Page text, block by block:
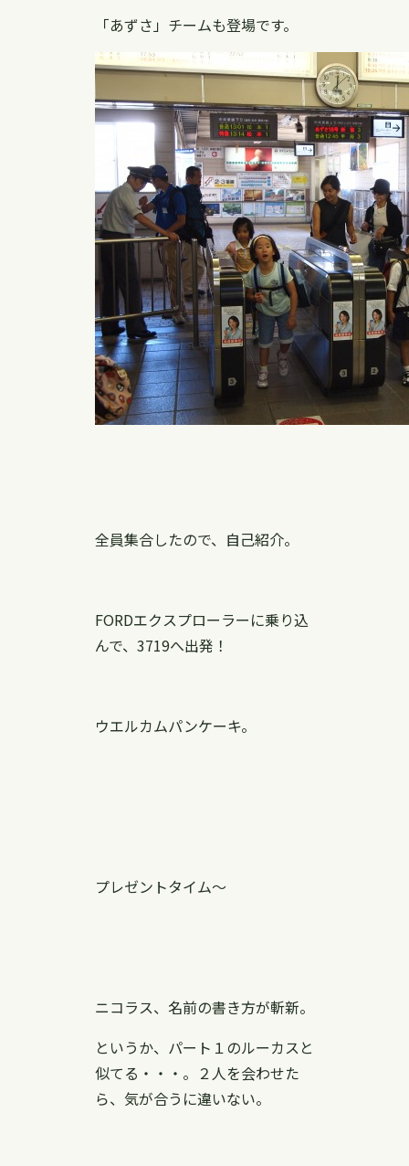
「あずさ」チームも登場です。
全員集合したので、自己紹介。
FORDエクスプローラーに乗り込
んで、3719へ出発！
ウエルカムパンケーキ。
プレゼントタイム〜
ニコラス、名前の書き方が斬新。
というか、パート１のルーカスと
似てる・・・。２人を会わせた
ら、気が合うに違いない。